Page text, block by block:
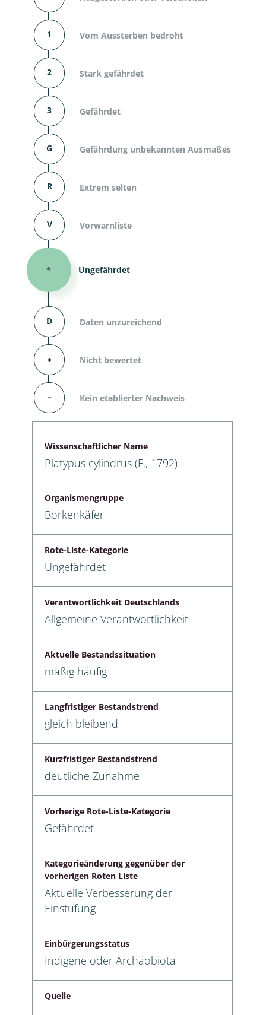
1 Vom Aussterben bedroht
2 Stark gefährdet
3 Gefährdet
G Gefährdung unbekannten Ausmaßes
R Extrem selten
V Vorwarnliste
* Ungefährdet
D Daten unzureichend
⬧ Nicht bewertet
– Kein etablierter Nachweis
Wissenschaftlicher Name
Platypus cylindrus (F., 1792)
Organismengruppe
Borkenkäfer
Rote-Liste-Kategorie
Ungefährdet
Verantwortlichkeit Deutschlands
Allgemeine Verantwortlichkeit
Aktuelle Bestandssituation
mäßig häufig
Langfristiger Bestandstrend
gleich bleibend
Kurzfristiger Bestandstrend
deutliche Zunahme
Vorherige Rote-Liste-Kategorie
Gefährdet
Kategorieänderung gegenüber der
vorherigen Roten Liste
Aktuelle Verbesserung der
Einstufung
Einbürgerungsstatus
Indigene oder Archäobiota
Quelle